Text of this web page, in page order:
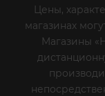
Цены,
магазинах
Магазины